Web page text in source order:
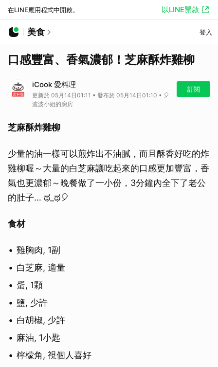
在LINE應用程式中開啟。 以LINE開啟
美食 登入
口感豐富、香氣濃郁！芝麻酥炸雞柳
iCook 愛料理
更新於 05月14日01:11 • 發布於 05月14日01:10 • 🎈
波波小姐的廚房
訂閱
芝麻酥炸雞柳
少量的油一樣可以煎炸出不油膩，而且酥香好吃的炸
雞柳喔～大量的白芝麻讓吃起來的口感更加豐富，香
氣也更濃郁～晚餐做了一小份，3分鐘內全下了老公
的肚子… ಥ_ಥ🎈
食材
雞胸肉, 1副
白芝麻, 適量
蛋, 1顆
鹽, 少許
白胡椒, 少許
麻油, 1小匙
檸檬角, 視個人喜好